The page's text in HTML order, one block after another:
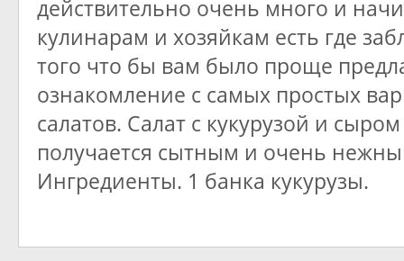
действительно очень много и
кулинарам и хозяйкам есть где
того что бы вам было проще
ознакомление с самых простых
салатов. Салат с кукурузой и
получается сытным и очень
Ингредиенты. 1 банка кукурузы.